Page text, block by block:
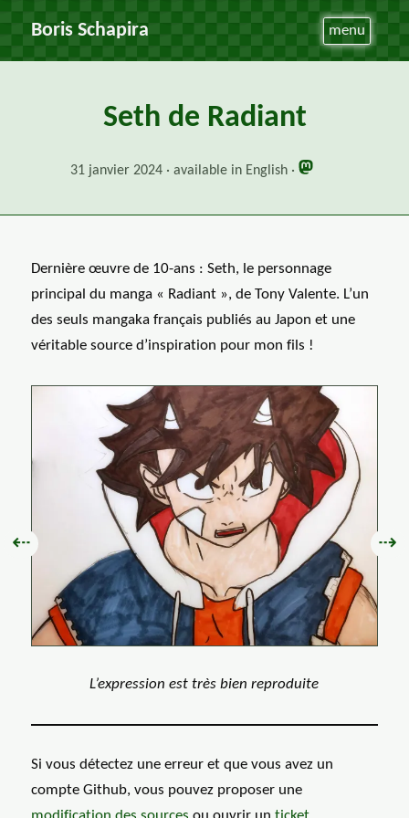
Boris Schapira menu
Seth de Radiant
31 janvier 2024 available in English
Dernière œuvre de 10-ans : Seth, le personnage
principal du manga « Radiant », de Tony Valente. L’un
des seuls mangaka français publiés au Japon et une
véritable source d’inspiration pour mon fils !
L’expression est très bien reproduite
Si vous détectez une erreur et que vous avez un
compte Github, vous pouvez proposer une
Précédent :
⇠ ⇢